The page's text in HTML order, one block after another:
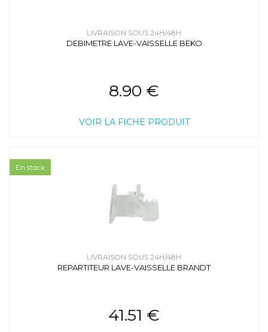
LIVRAISON SOUS 24H/48H
DEBIMETRE LAVE-VAISSELLE BEKO
8.90 €
VOIR LA FICHE PRODUIT
LIVRAISON SOUS 24H/48H
REPARTITEUR LAVE-VAISSELLE BRANDT
41.51 €
En stock